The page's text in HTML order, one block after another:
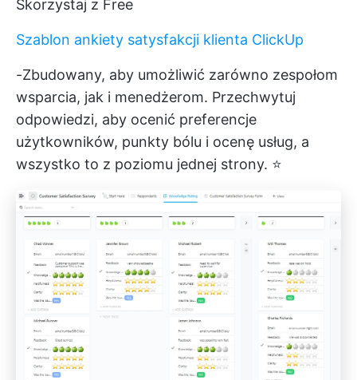
Skorzystaj z Free
Szablon ankiety satysfakcji klienta ClickUp
-Zbudowany, aby umożliwić zarówno zespołom
wsparcia, jak i menedżerom. Przechwytuj
odpowiedzi, aby ocenić preferencje
użytkowników, punkty bólu i ocenę usług, a
wszystko to z poziomu jednej strony. ⭐